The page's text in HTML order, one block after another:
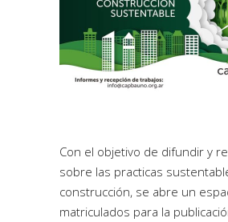
Con el objetivo de difundir y
sobre las practicas
construcción, se abre un
matriculados para la